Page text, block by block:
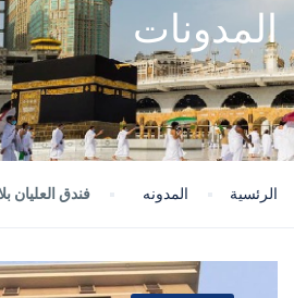
المدونات
الرئسية المدونه فندق العليان